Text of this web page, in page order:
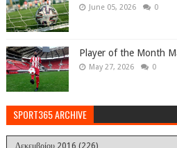
June 05, 2026 0
Player of the Month
May 27, 2026 0
SPORT365 ARCHIVE